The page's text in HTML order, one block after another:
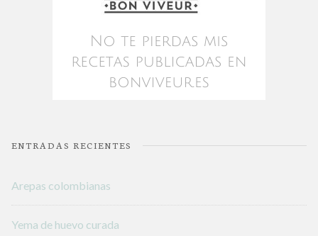
ENTRADAS RECIENTES
Arepas colombianas
Yema de huevo curada